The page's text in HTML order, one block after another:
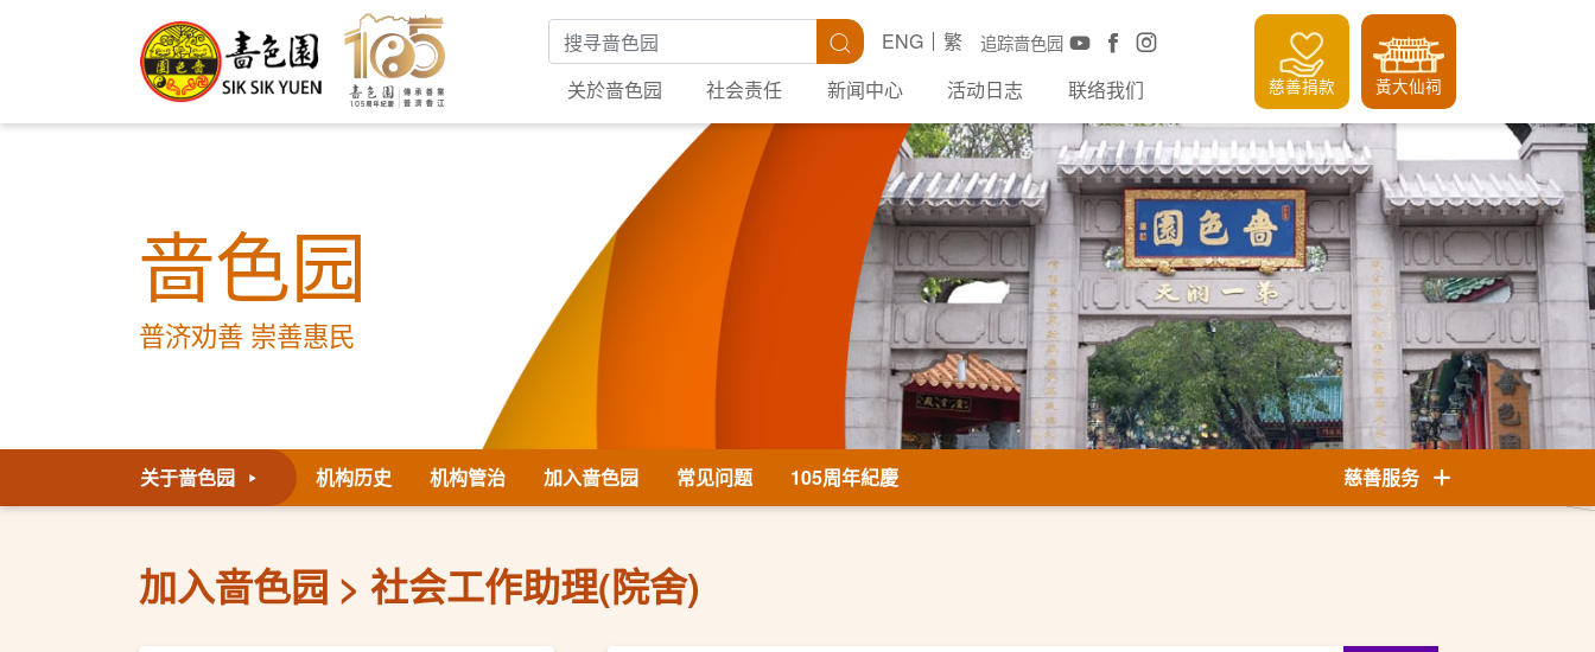
搜寻关键字 搜寻 追踪啬色园
ENG
繁
关於啬色园
社会责任 新闻中心 活动日志 联络我们 慈善捐款 黃大仙祠
啬色园
普济劝善 崇善惠民
关于啬色园 机构历史 机构管治 加入啬色园 常见问题 105周年紀慶 慈善服务
加入啬色园 社会工作助理(院舍)